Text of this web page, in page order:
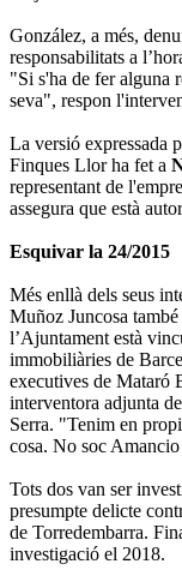
González, a més,
responsabilitats a
"Si s'ha de fer alguna
seva", respon
La versió expressada
Finques Llor ha fet a
representant de
assegura que està
Esquivar la 24/2015
Més enllà dels seus
Muñoz Juncosa
l’Ajuntament està
immobiliàries de
executives de Mataró
interventora adjunta
Serra. "Tenim en
cosa. No soc
Tots dos van ser
presumpte delicte
de Torredembarra.
investigació el 2018.